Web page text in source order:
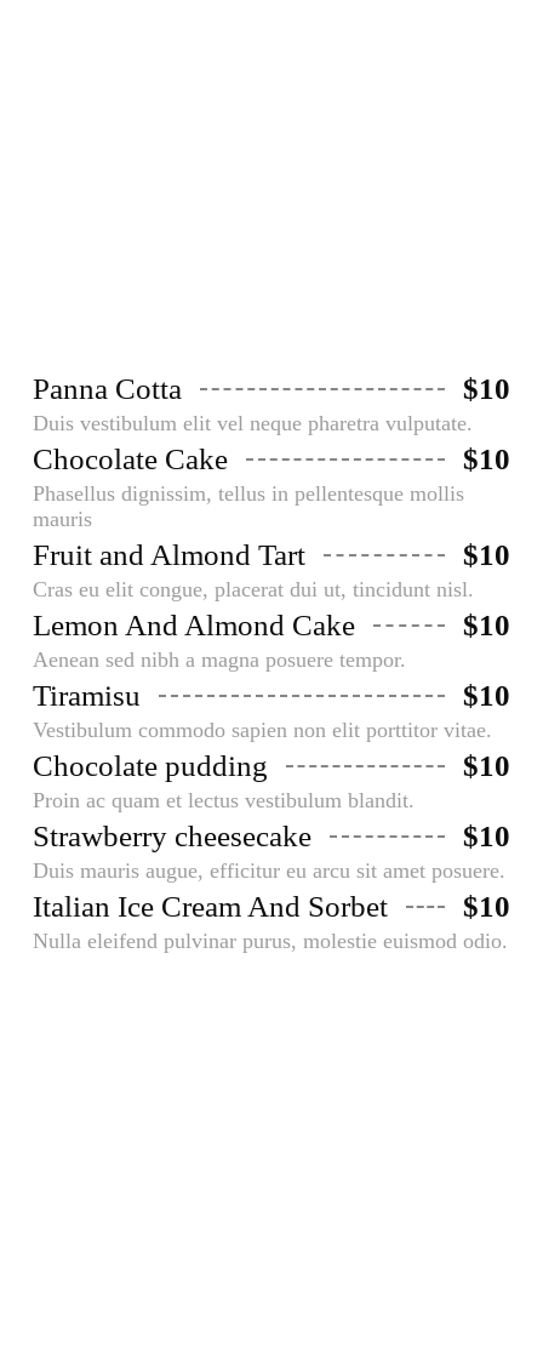
Panna Cotta $10
Duis vestibulum elit vel neque pharetra vulputate.
Chocolate Cake $10
Phasellus dignissim, tellus in pellentesque mollis
mauris
Fruit and Almond Tart $10
Cras eu elit congue, placerat dui ut, tincidunt nisl.
Lemon And Almond Cake $10
Aenean sed nibh a magna posuere tempor.
Tiramisu $10
Vestibulum commodo sapien non elit porttitor vitae.
Chocolate pudding $10
Proin ac quam et lectus vestibulum blandit.
Strawberry cheesecake $10
Duis mauris augue, efficitur eu arcu sit amet posuere.
Italian Ice Cream And Sorbet $10
Nulla eleifend pulvinar purus, molestie euismod odio.